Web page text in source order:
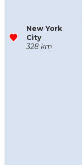
New York
City
328 km